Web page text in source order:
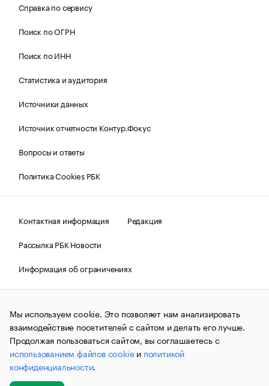
Справка по сервису
Поиск по ОГРН
Поиск по ИНН
Статистика и аудитория
Источники данных
Источник отчетности Контур.Фокус
Вопросы и ответы
Политика Cookies РБК
Контактная информация
Редакция
Рассылка РБК Новости
Информация об ограничениях
Правовая информация
О соблюдении авторских прав
© АО «РОСБИЗНЕСКОНСАЛТИНГ»,1995–2026.Сообщения
и материалы информационного агентства «РБК»
(зарегистрировано Федеральной службой по надзору в сфере
связи, информационных технологий и массовых
коммуникаций (Роскомнадзор) 09.12.2015 за номером ИА
№ФС77-63848) сопровождаются пометкой «РБК». Отдельные
публикации могут содержать информацию,
не предназначенную для пользователей
Мы используем cookie. Это позволяет нам анализировать
взаимодействие посетителей с сайтом и делать его лучше.
Продолжая пользоваться сайтом, вы соглашаетесь с
использованием файлов cookieи политикой
конфиденциальности.